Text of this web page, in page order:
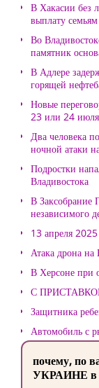
В Хакасии без
выплату
Во
памятник
В Адлере
горящей
Новые
23 или 24 июля
Два человека
ночной атаки
Подростки
Владивостока
В Заксобрание
независимого
13 апреля
Атака дрона на
В Херсоне при
С
Защитника
Автомобиль с
почему, по
УКРАИНЕ в